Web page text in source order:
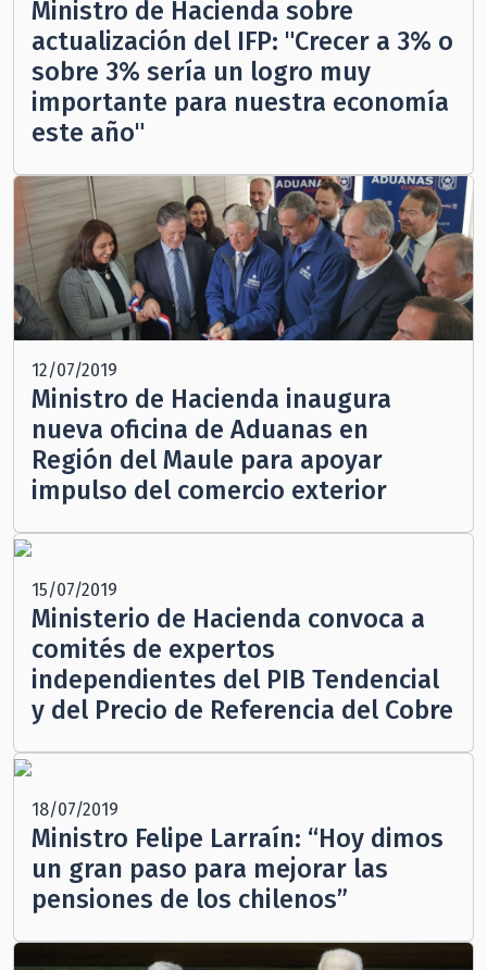
Ministro de Hacienda sobre
actualización del IFP: "Crecer a 3% o
sobre 3% sería un logro muy
importante para nuestra economía
este año"
12/07/2019
Ministro de Hacienda inaugura
nueva oficina de Aduanas en
Región del Maule para apoyar
impulso del comercio exterior
15/07/2019
Ministerio de Hacienda convoca a
comités de expertos
independientes del PIB Tendencial
y del Precio de Referencia del Cobre
18/07/2019
Ministro Felipe Larraín: “Hoy dimos
un gran paso para mejorar las
pensiones de los chilenos”